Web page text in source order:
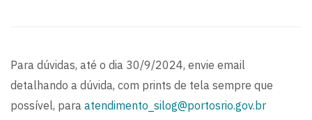
Para dúvidas, até o dia 30/9/2024, envie email
detalhando a dúvida, com prints de tela sempre que
possível, para atendimento_silog@portosrio.gov.br